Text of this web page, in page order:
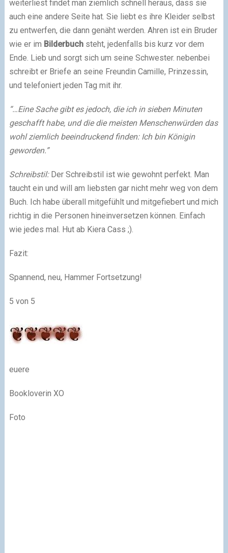
weiterliest findet man ziemlich schnell heraus, dass sie
auch eine andere Seite hat. Sie liebt es ihre Kleider selbst
zu entwerfen, die dann genäht werden. Ahren ist ein Bruder
wie er im Bilderbuchsteht, jedenfalls bis kurz vor dem
Ende. Lieb und sorgt sich um seine Schwester. nebenbei
schreibt er Briefe an seine Freundin Camille, Prinzessin,
und telefoniert jeden Tag mit ihr.
“…Eine Sache gibt es jedoch, die ich in sieben Minuten
geschafft habe, und die die meisten Menschenwürden das
wohl ziemlich beeindruckend finden: Ich bin Königin
geworden.”
Schreibstil: Der Schreibstil ist wie gewohnt perfekt. Man
taucht ein und will am liebsten gar nicht mehr weg von dem
Buch. Ich habe überall mitgefühlt und mitgefiebert und mich
richtig in die Personen hineinversetzen können. Einfach
wie jedes mal. Hut ab Kiera Cass ;)
Fazit:
Spannend, neu, Hammer Fortsetzung!
5 von 5
euere
Bookloverin XO
Foto